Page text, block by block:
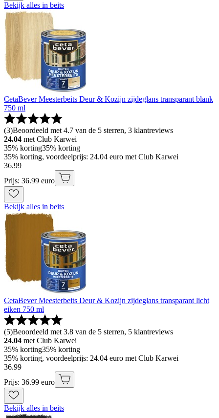
Bekijk alles in beits
CetaBever Meesterbeits Deur & Kozijn zijdeglans transparant blank
750 ml
(3)Beoordeeld met 4.7 van de 5 sterren, 3 klantreviews
24.04 met Club Karwei
35% korting35% korting
35% korting, voordeelprijs: 24.04 euro met Club Karwei
36.99
Prijs: 36.99 euro
Bekijk alles in beits
CetaBever Meesterbeits Deur & Kozijn zijdeglans transparant licht
eiken 750 ml
(5)Beoordeeld met 3.8 van de 5 sterren, 5 klantreviews
24.04 met Club Karwei
35% korting35% korting
35% korting, voordeelprijs: 24.04 euro met Club Karwei
36.99
Prijs: 36.99 euro
Bekijk alles in beits